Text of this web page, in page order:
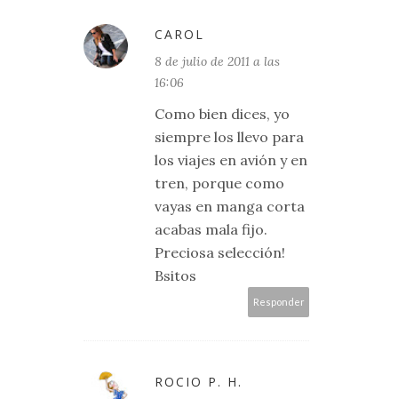
CAROL
8 de julio de 2011 a las
16:06
Como bien dices, yo
siempre los llevo para
los viajes en avión y en
tren, porque como
vayas en manga corta
acabas mala fijo.
Preciosa selección!
Bsitos
Responder
ROCIO P. H.